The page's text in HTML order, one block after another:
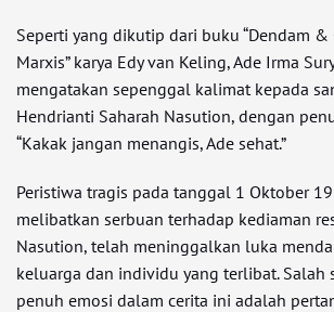
Seperti yang dikutip dari buku “Dendam &
Marxis” karya Edy van Keling, Ade Irma
mengatakan sepenggal kalimat kepada
Hendrianti Saharah Nasution, dengan
“Kakak jangan menangis, Ade sehat.”
Peristiwa tragis pada tanggal 1 Oktober
melibatkan serbuan terhadap kediaman
Nasution, telah meninggalkan luka
keluarga dan individu yang terlibat. Salah
penuh emosi dalam cerita ini adalah